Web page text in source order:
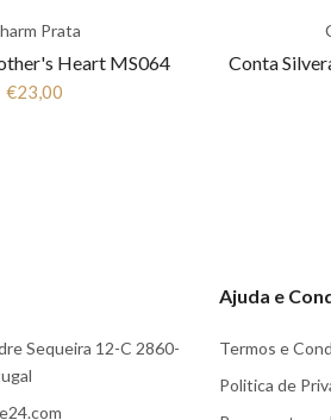
Prata
Heart MS064
€23,00
Conta
Sequeira 12-C 2860-
Ajuda e
Termos e
Politica de